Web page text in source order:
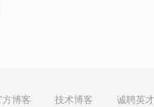
方博客 技术博客 诚聘英才